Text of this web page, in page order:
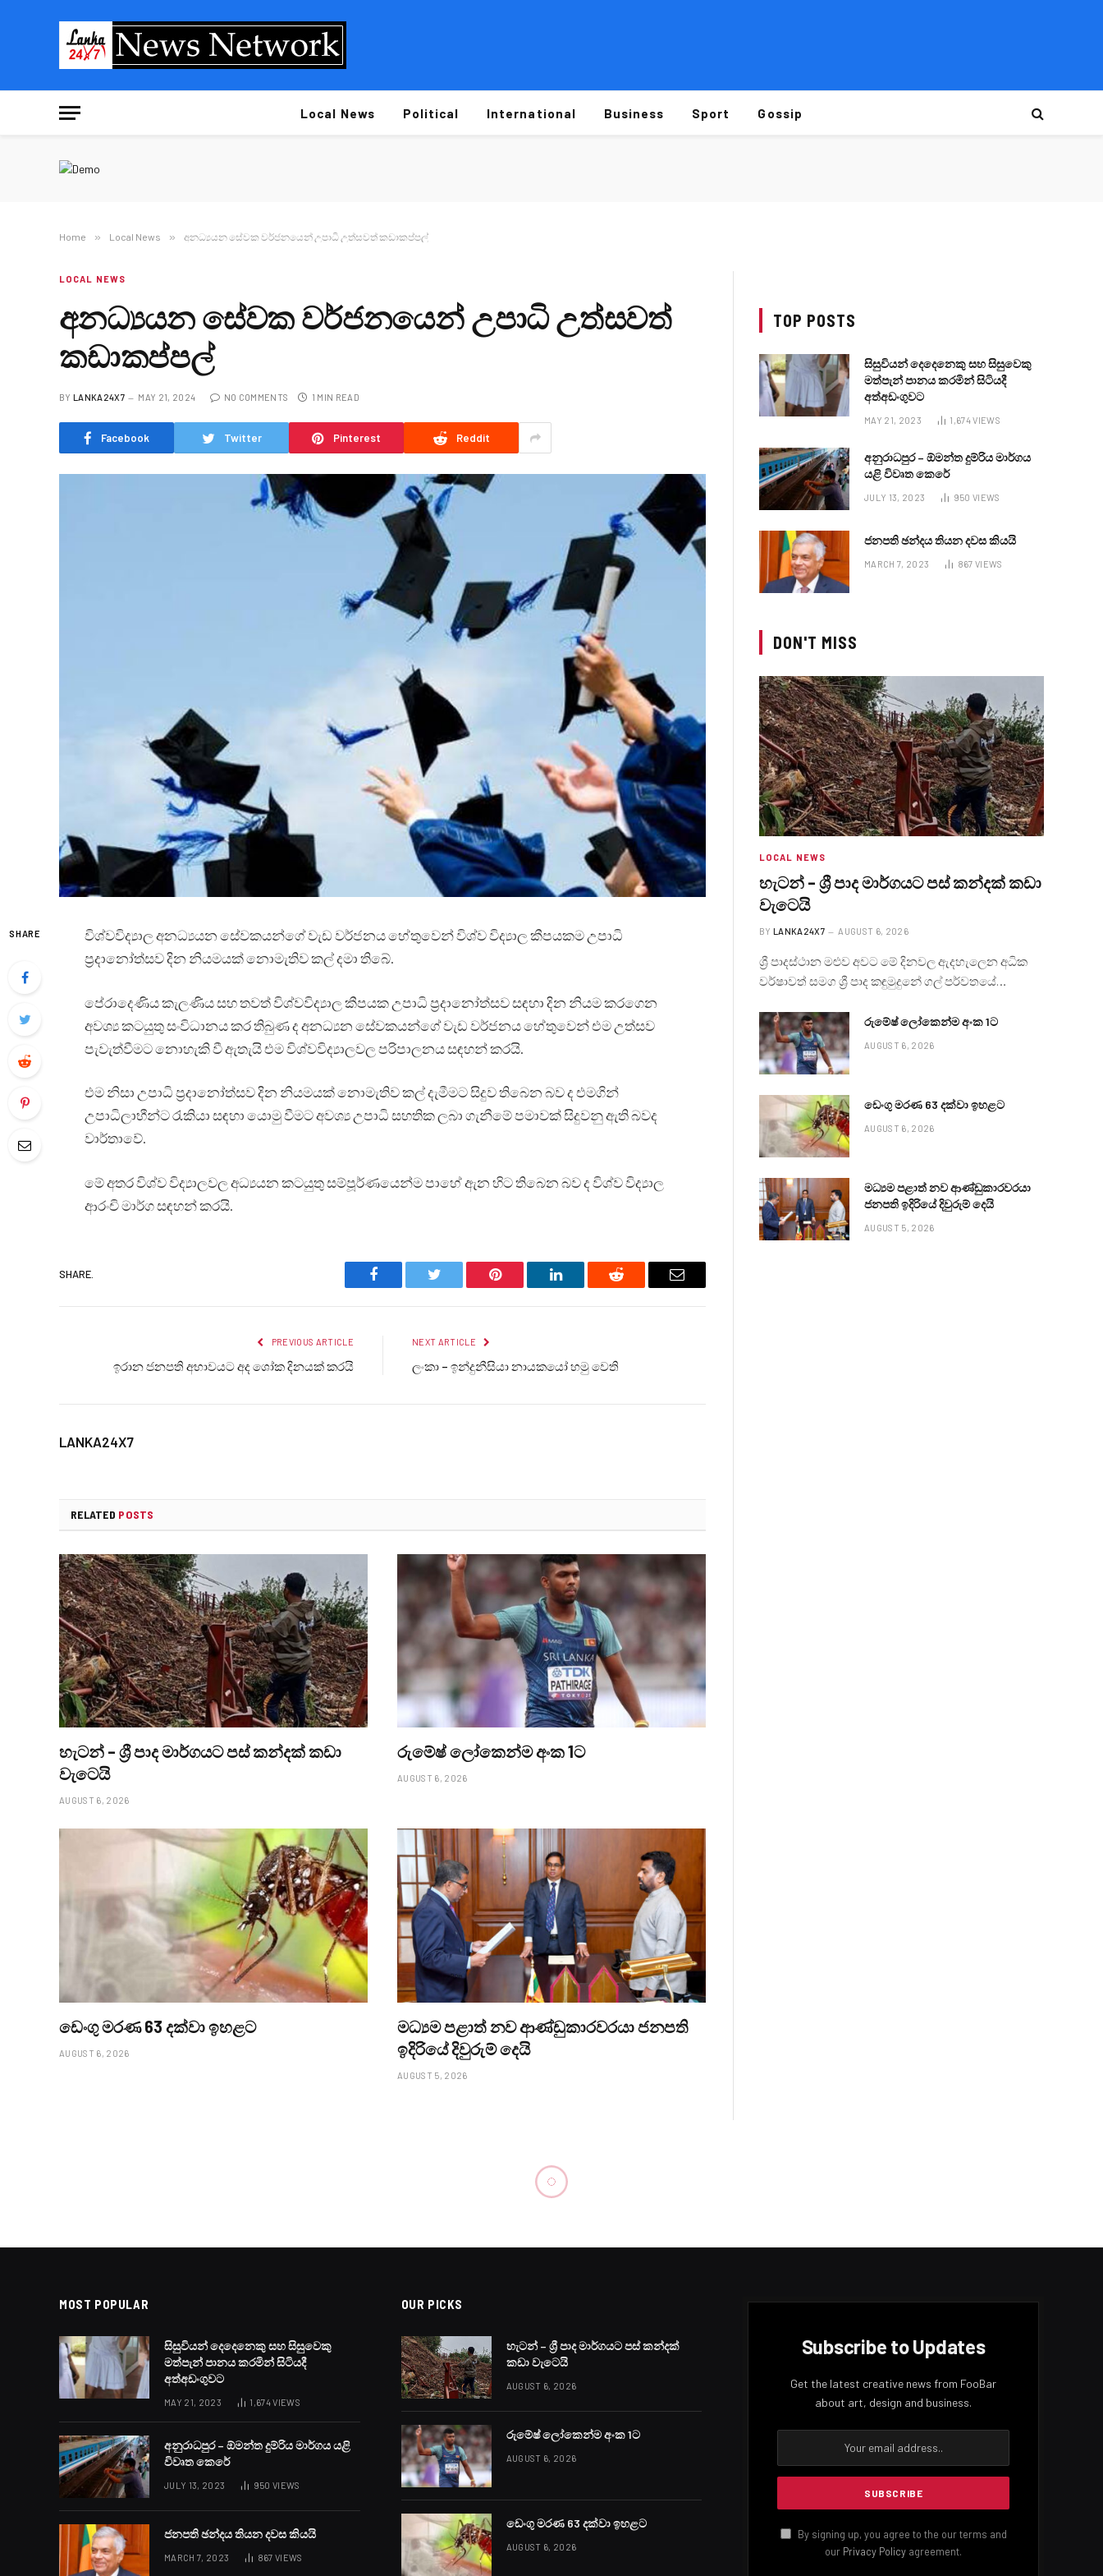
Local News Political International Business Sport Gossip
Home » Local News » අනධ්‍යයන සේවක වර්ජනයෙන් උපාධි උත්සවත් කඩාකප්පල්
LOCAL NEWS
අනධ්‍යයන සේවක වර්ජනයෙන් උපාධි උත්සවත්
කඩාකප්පල්
BY LANKA24X7 MAY 21, 2024 NO COMMENTS 1 MIN READ
Facebook Twitter Pinterest Reddit
SHARE
විශ්වවිද්‍යාල අනධ්‍යයන සේවකයන්ගේ වැඩ වර්ජනය හේතුවෙන් විශ්ව විද්‍යාල කීපයකම උපාධි
ප්‍රදානෝත්සව දින නියමයක් නොමැතිව කල් දමා තිබේ.
පේරාදෙණිය කැලණිය සහ තවත් විශ්වවිද්‍යාල කීපයක උපාධි ප්‍රදානෝත්සව සඳහා දින නියම කරගෙන
අවශ්‍ය කටයුතු සංවිධානය කර තිබුණ ද අනධ්‍යන සේවකයන්ගේ වැඩ වර්ජනය හේතුවෙන් එම උත්සව
පැවැත්වීමට නොහැකි වී ඇතැයි එම විශ්වවිද්‍යාලවල පරිපාලනය සඳහන් කරයි.
එම නිසා උපාධි ප්‍රදානෝත්සව දින නියමයක් නොමැතිව කල් දැමීමට සිදුව තිබෙන බව ද එමගින්
උපාධිලාභීන්ට රැකියා සඳහා යොමු වීමට අවශ්‍ය උපාධි සහතික ලබා ගැනීමේ පමාවක් සිදුවනු ඇති බවද
වාර්තාවේ.
මේ අතර විශ්ව විද්‍යාලවල අධ්‍යයන කටයුතු සම්පූර්ණයෙන්ම පාහේ ඇන හිට තිබෙන බව ද විශ්ව විද්‍යාල
ආරංචි මාර්ග සඳහන් කරයි.
SHARE.
Facebook Twitter Pinterest LinkedIn Reddit Email
PREVIOUS ARTICLE
ඉරාන ජනපති අභාවයට අද ශෝක දිනයක් කරයි
NEXT ARTICLE
ලංකා – ඉන්දුනීසියා නායකයෝ හමු වෙති
LANKA24X7
RELATED POSTS
හැටන් – ශ්‍රී පාද මාර්ගයට පස් කන්දක් කඩා
වැටෙයි
AUGUST 6, 2026
රුමේෂ් ලෝකෙන්ම අංක 1ට
AUGUST 6, 2026
ඩෙංගු මරණ 63 දක්වා ඉහළට
AUGUST 6, 2026
මධ්‍යම පළාත් නව ආණ්ඩුකාරවරයා ජනපති
ඉදිරියේ දිවුරුම් දෙයි
AUGUST 5, 2026
TOP POSTS
සිසුවියන් දෙදෙනෙකු සහ සිසුවෙකු
මත්පැන් පානය කරමින් සිටියදී
අත්අඩංගුවට
MAY 21, 2023 1,674VIEWS
අනුරාධපුර – ඕමන්ත දුම්රිය මාර්ගය
යළි විවෘත කෙරේ
JULY 13, 2023 950 VIEWS
ජනපති ඡන්දය තියන දවස කියයි
MARCH 7, 2023 867 VIEWS
DON'T MISS
LOCAL NEWS
හැටන් – ශ්‍රී පාද මාර්ගයට පස් කන්දක් කඩා
වැටෙයි
BY LANKA24X7 AUGUST 6, 2026
ශ්‍රී පාදස්ථාන මළුව අවට මේ දිනවල ඇදහැලෙන අධික
වර්ෂාවත් සමග ශ්‍රී පාද කඳුමුදුනේ ගල් පර්වතයේ…
රුමේෂ් ලෝකෙන්ම අංක 1ට
AUGUST 6, 2026
ඩෙංගු මරණ 63 දක්වා ඉහළට
AUGUST 6, 2026
මධ්‍යම පළාත් නව ආණ්ඩුකාරවරයා
ජනපති ඉදිරියේ දිවුරුම් දෙයි
AUGUST 5, 2026
MOST POPULAR
සිසුවියන් දෙදෙනෙකු සහ සිසුවෙකු
මත්පැන් පානය කරමින් සිටියදී
අත්අඩංගුවට
MAY 21, 2023 1,674VIEWS
අනුරාධපුර – ඕමන්ත දුම්රිය මාර්ගය යළි
විවෘත කෙරේ
JULY 13, 2023 950 VIEWS
ජනපති ඡන්දය තියන දවස කියයි
MARCH 7, 2023 867 VIEWS
OUR PICKS
හැටන් – ශ්‍රී පාද මාර්ගයට පස් කන්දක්
කඩා වැටෙයි
AUGUST 6, 2026
රුමේෂ් ලෝකෙන්ම අංක 1ට
AUGUST 6, 2026
ඩෙංගු මරණ 63 දක්වා ඉහළට
AUGUST 6, 2026
Subscribe to Updates
Get the latest creative news from FooBar
about art, design and business.
By signing up, you agree to the our terms and
our Privacy Policy agreement.